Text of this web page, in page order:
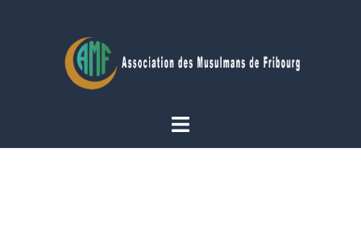
Ouvrir/fermer